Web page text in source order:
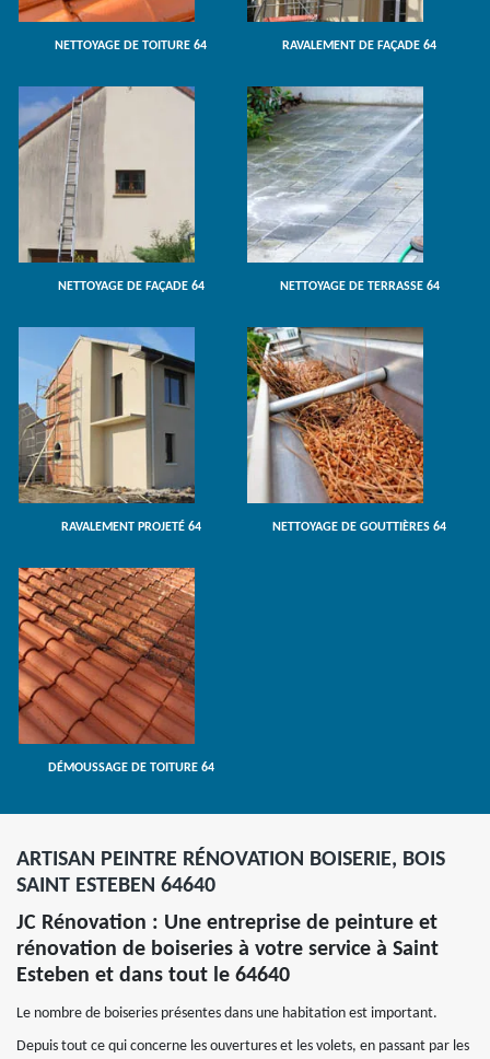
NETTOYAGE DE TOITURE 64 RAVALEMENT DE FAÇADE 64
NETTOYAGE DE FAÇADE 64 NETTOYAGE DE TERRASSE 64
RAVALEMENT PROJETÉ 64 NETTOYAGE DE GOUTTIÈRES 64
DÉMOUSSAGE DE TOITURE 64
ARTISAN PEINTRE RÉNOVATION BOISERIE, BOIS
SAINT ESTEBEN 64640
JC Rénovation : Une entreprise de peinture et
rénovation de boiseries à votre service à Saint
Esteben et dans tout le 64640
Le nombre de boiseries présentes dans une habitation est important.
Depuis tout ce qui concerne les ouvertures et les volets, en passant par les